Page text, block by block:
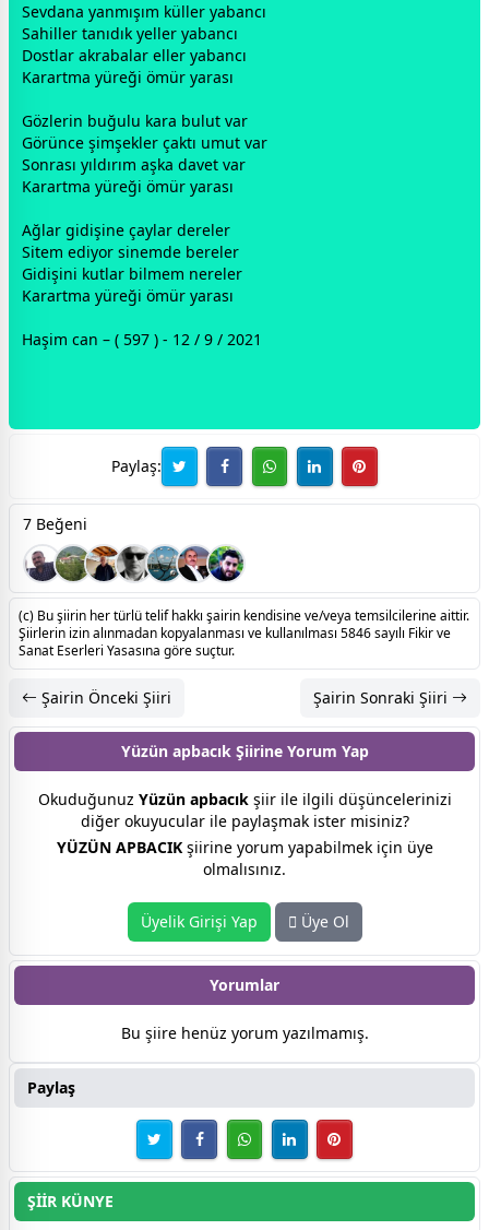
Sevdana yanmışım küller yabancı
Sahiller tanıdık yeller yabancı
Dostlar akrabalar eller yabancı
Karartma yüreği ömür yarası
Gözlerin buğulu kara bulut var
Görünce şimşekler çaktı umut var
Sonrası yıldırım aşka davet var
Karartma yüreği ömür yarası
Ağlar gidişine çaylar dereler
Sitem ediyor sinemde bereler
Gidişini kutlar bilmem nereler
Karartma yüreği ömür yarası
Haşim can – ( 597 ) - 12 / 9 / 2021
Paylaş:
7 Beğeni
(c) Bu şiirin her türlü telif hakkı şairin kendisine ve/veya temsilcilerine aittir.
Şiirlerin izin alınmadan kopyalanması ve kullanılması 5846 sayılı Fikir ve
Sanat Eserleri Yasasına göre suçtur.
Şairin Önceki Şiiri Şairin Sonraki Şiiri
Yüzün apbacık Şiirine Yorum Yap
Okuduğunuz Yüzün apbacıkşiir ile ilgili düşüncelerinizi
diğer okuyucular ile paylaşmak ister misiniz?
YÜZÜN APBACIKşiirine yorum yapabilmek için üye
olmalısınız.
Üyelik Girişi Yap Üye Ol
Yorumlar
Bu şiire henüz yorum yazılmamış.
Paylaş
ŞİİR KÜNYE